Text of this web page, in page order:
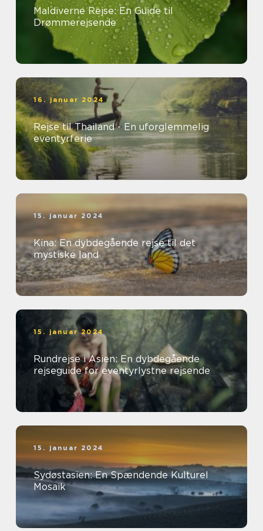
Maldiverne Rejse: En Guide til
Drømmerejsende
16. januar 2024
Rejse til Thailand - En uforglemmelig
eventyrferie
15. januar 2024
Kina: En dybdegående rejse til det
mystiske land
15. januar 2024
Rundrejse i Asien: En dybdegående
rejseguide for eventyrlystne rejsende
15. januar 2024
Sydøstasien: En Spændende Kulturel
Mosaik